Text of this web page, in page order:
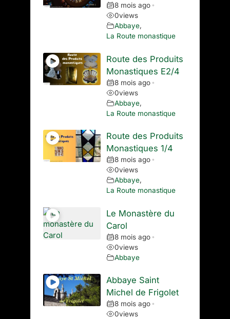
8 mois ago •
0views
Abbaye,
La Route monastique
Route des Produits
Monastiques E2/4
8 mois ago •
0views
Abbaye,
La Route monastique
Route des Produits
Monastiques 1/4
8 mois ago •
0views
Abbaye,
La Route monastique
Le Monastère du
Carol
8 mois ago •
0views
Abbaye
Abbaye Saint
Michel de Frigolet
8 mois ago •
0views